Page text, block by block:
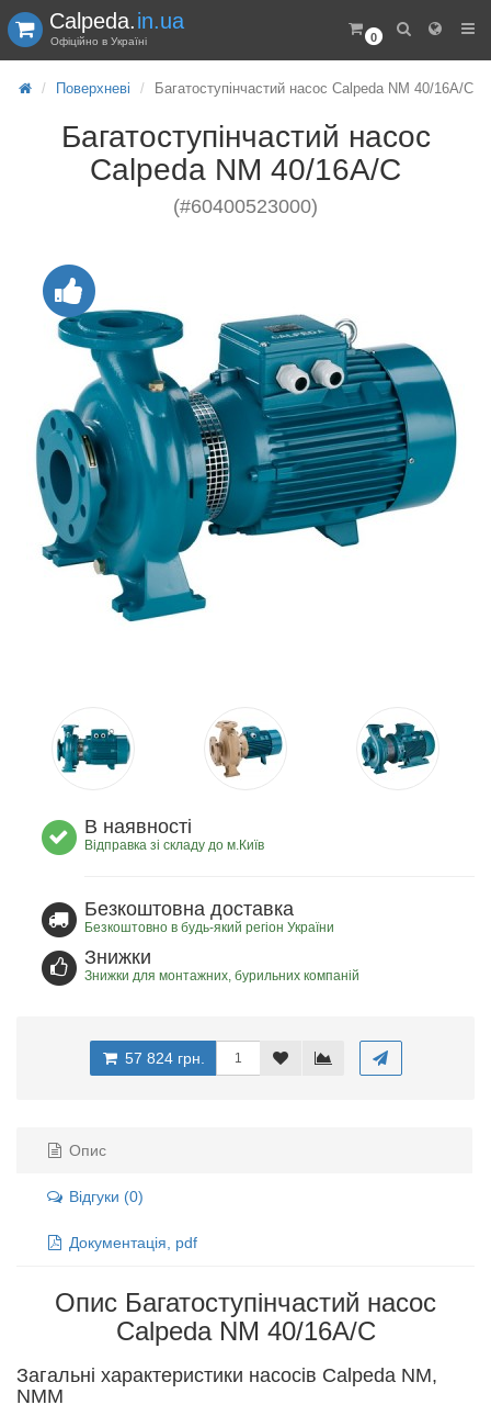
0
Calpeda.in.ua
Офіційно в Україні
Поверхневі Багатоступінчастий насос Calpeda NM 40/16A/C
Багатоступінчастий насос
Calpeda NM 40/16A/C
(#60400523000)
В наявності
Відправка зі складу до м.Київ
Безкоштовна доставка
Безкоштовно в будь-який регіон України
Знижки
Знижки для монтажних, бурильних компаній
57 824 грн.
Опис
Відгуки (0)
Документація, pdf
Опис Багатоступінчастий насос
Calpeda NM 40/16A/C
Загальні характеристики насосів Calpeda NM,
NMM